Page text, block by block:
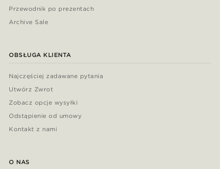
Przewodnik po prezentach
Archive Sale
OBSŁUGA KLIENTA
Najczęściej zadawane pytania
Utwórz Zwrot
Zobacz opcje wysyłki
Odstąpienie od umowy
Kontakt z nami
O NAS